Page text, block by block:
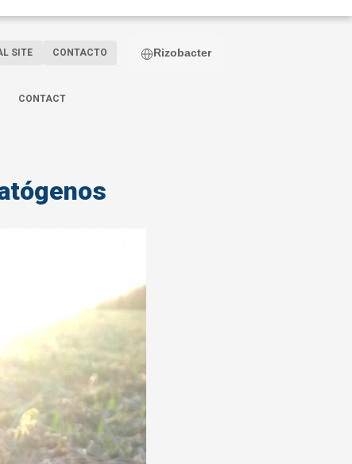
SITE CONTACTO Rizobacter
CONTACT